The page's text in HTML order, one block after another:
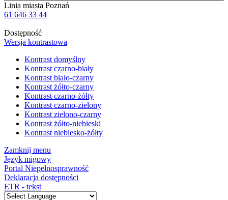
Linia miasta Poznań
61 646 33 44
Dostępność
Wersja kontrastowa
Kontrast domyślny
Kontrast czarno-biały
Kontrast biało-czarny
Kontrast żółto-czarny
Kontrast czarno-żółty
Kontrast czarno-zielony
Kontrast zielono-czarny
Kontrast żółto-niebieski
Kontrast niebiesko-żółty
Zamknij menu
Język migowy
Portal Niepełnosprawność
Deklaracja dostępności
ETR - tekst